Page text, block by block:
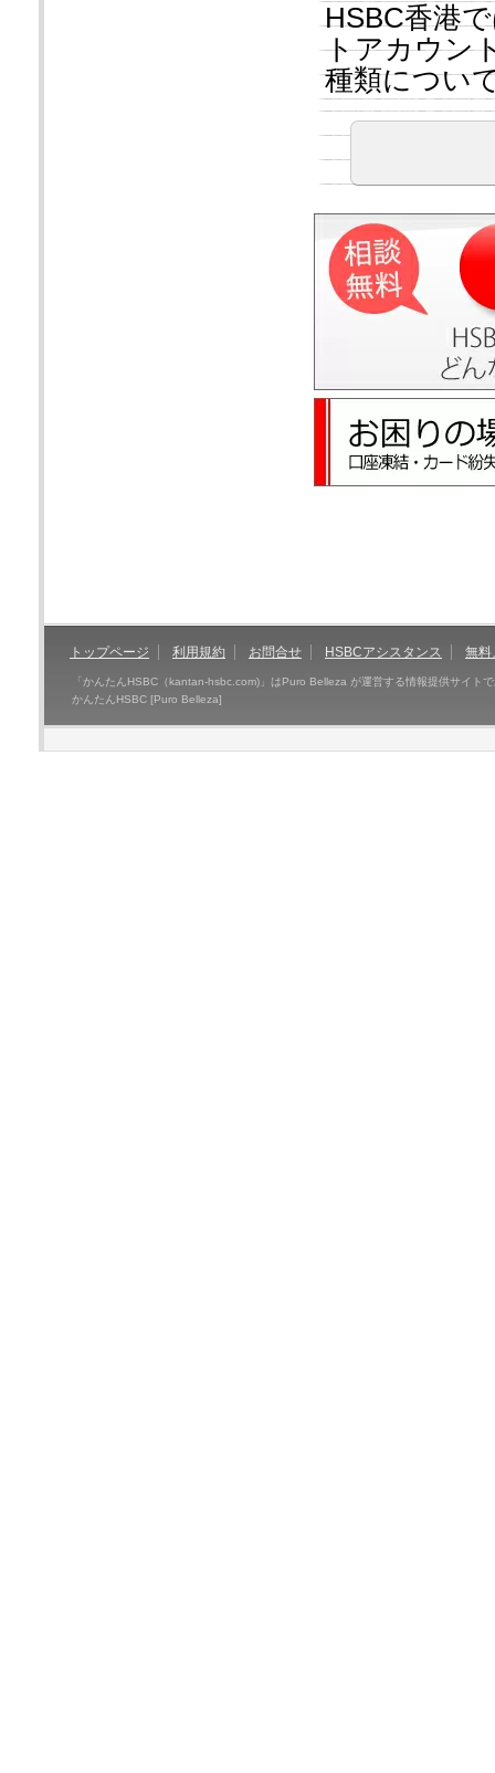
HSBC香港
トアカウン
種類につい
トップページ 利用規約 お問合せ HSBCアシスタンス 無料
「かんたんHSBC（kantan-hsbc.com)」はPuro Belleza が運営する情報提供サイト
かんたんHSBC [Puro Belleza]